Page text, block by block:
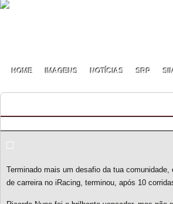
HOME IMAGENS NOTÍCIAS SRP
Terminado mais um desafio da tua
de carreira no iRacing, terminou, após 10